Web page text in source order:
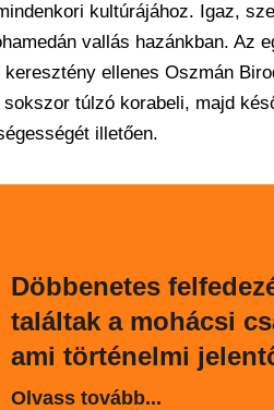
kultúrájához. Igaz,
vallás hazánkban. Az
ellenes Oszmán
túlzó korabeli, majd
illetően.
Döbbenetes
találtak a mohácsi
ami történelmi
Olvass tovább...